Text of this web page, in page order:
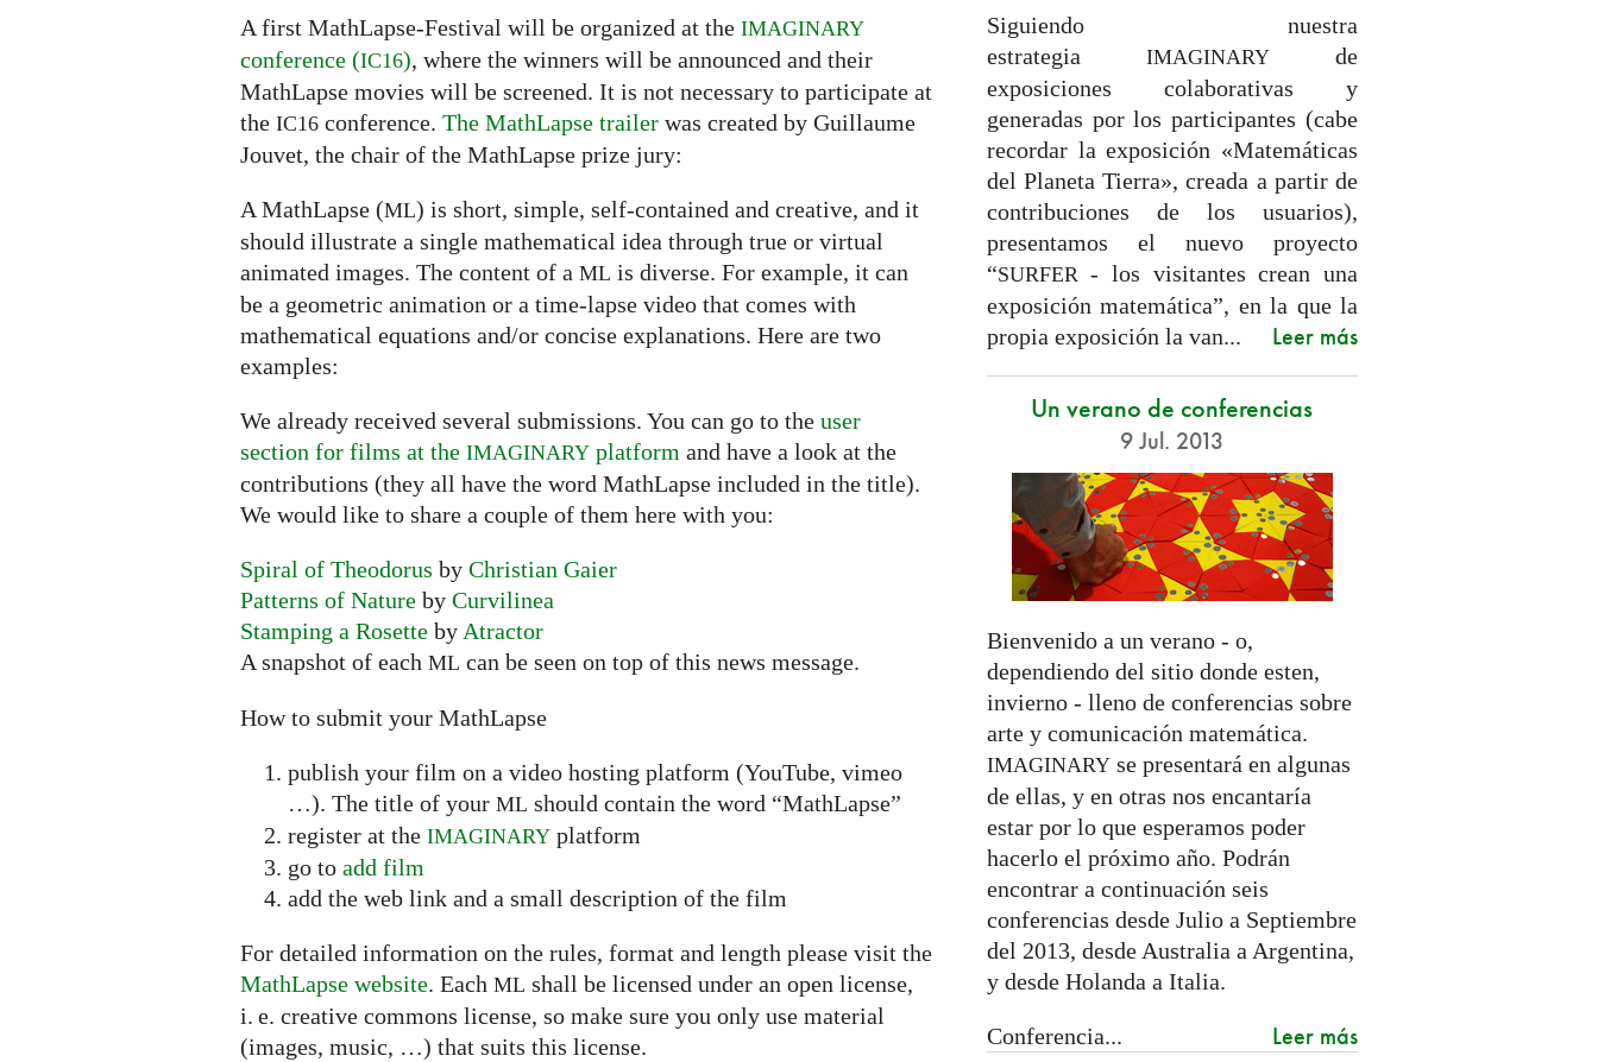
A first MathLapse-Festival will be organized at the IMAGINARY
conference (IC16), where the winners will be announced and their
MathLapse movies will be screened. It is not necessary to participate at
the IC16 conference. The MathLapse trailer was created by Guillaume
Jouvet, the chair of the MathLapse prize jury:
A MathLapse (ML) is short, simple, self-contained and creative, and it
should illustrate a single mathematical idea through true or virtual
animated images. The content of a ML is diverse. For example, it can
be a geometric animation or a time-lapse video that comes with
mathematical equations and/or concise explanations. Here are two
examples:
We already received several submissions. You can go to the user
section for films at the IMAGINARY platform and have a look at the
contributions (they all have the word MathLapse included in the title).
We would like to share a couple of them here with you:
Spiral of Theodorus by Christian Gaier
Patterns of Nature by Curvilinea
Stamping a Rosette byAtractor
A snapshot of each ML can be seen on top of this news message.
How to submit your MathLapse
publish your film on a video hosting platform (YouTube, vimeo
…). The title of your ML should contain the word “MathLapse”
register at the IMAGINARY platform
go to add film
add the web link and a small description of the film
For detailed information on the rules, format and length please visit the
MathLapse website. Each ML shall be licensed under an open license,
i. e. creative commons license, so make sure you only use material
(images, music, …) that suits this license.
Siguiendo nuestra
estrategia IMAGINARYde
exposiciones colaborativas y
generadas por los participantes (cabe
recordar la exposición «Matemáticas
del Planeta Tierra», creada a partir de
contribuciones de los usuarios),
presentamos el nuevo proyecto
“SURFER - los visitantes crean una
exposición matemática”, en la que la
propia exposición la van...
Leer más
Un verano de conferencias
9 Jul. 2013
Bienvenido a un verano - o,
dependiendo del sitio donde esten,
invierno - lleno de conferencias sobre
arte y comunicación matemática.
IMAGINARYse presentará en algunas
de ellas, y en otras nos encantaría
estar por lo que esperamos poder
hacerlo el próximo año. Podrán
encontrar a continuación seis
conferencias desde Julio a Septiembre
del 2013, desde Australia a Argentina,
y desde Holanda a Italia.
Conferencia... Leer más